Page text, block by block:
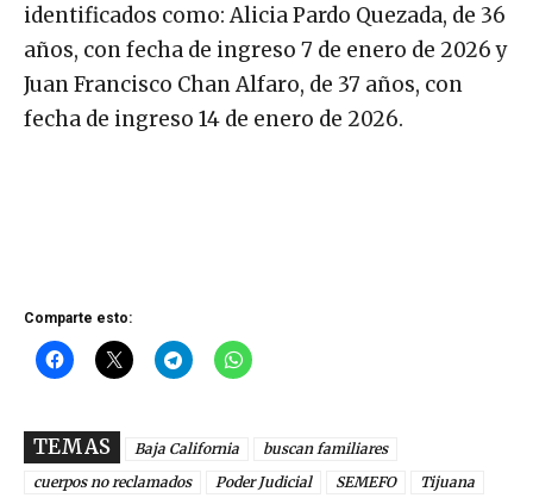
identificados como: Alicia Pardo Quezada, de 36
años, con fecha de ingreso 7 de enero de 2026 y
Juan Francisco Chan Alfaro, de 37 años, con
fecha de ingreso 14 de enero de 2026.
Comparte esto:
TEMAS Baja California
buscan familiares
cuerpos no reclamados
Poder Judicial SEMEFO Tijuana